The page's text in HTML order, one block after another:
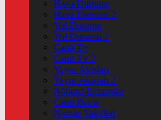
Hava Durumu
Hava Durumu 2
Yol Durumu
Yol Durumu 2
Canlı Tv
Canlı Tv 2
Yayın Akışları
Yayın Akışları 2
Nöbetçi Eczaneler
Canlı Borsa
Namaz Vakitleri